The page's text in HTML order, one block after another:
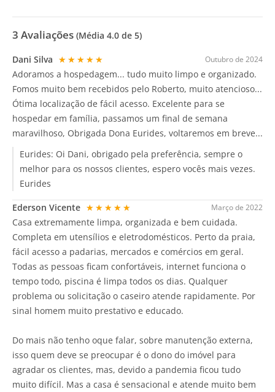
3 Avaliações (Média 4.0 de 5)
Outubro de 2024
Dani Silva ★★★★★
Adoramos a hospedagem... tudo muito limpo e organizado.
Fomos muito bem recebidos pelo Roberto, muito atencioso...
Ótima localização de fácil acesso. Excelente para se
hospedar em família, passamos um final de semana
maravilhoso, Obrigada Dona Eurides, voltaremos em breve...
Eurides: Oi Dani, obrigado pela preferência, sempre o
melhor para os nossos clientes, espero vocês mais vezes.
Eurides
Março de 2022
Ederson Vicente ★★★★★
Casa extremamente limpa, organizada e bem cuidada.
Completa em utensílios e eletrodomésticos. Perto da praia,
fácil acesso a padarias, mercados e comércios em geral.
Todas as pessoas ficam confortáveis, internet funciona o
tempo todo, piscina é limpa todos os dias. Qualquer
problema ou solicitação o caseiro atende rapidamente. Por
sinal homem muito prestativo e educado.
Do mais não tenho oque falar, sobre manutenção externa,
isso quem deve se preocupar é o dono do imóvel para
agradar os clientes, mas, devido a pandemia ficou tudo
muito difícil. Mas a casa é sensacional e atende muito bem